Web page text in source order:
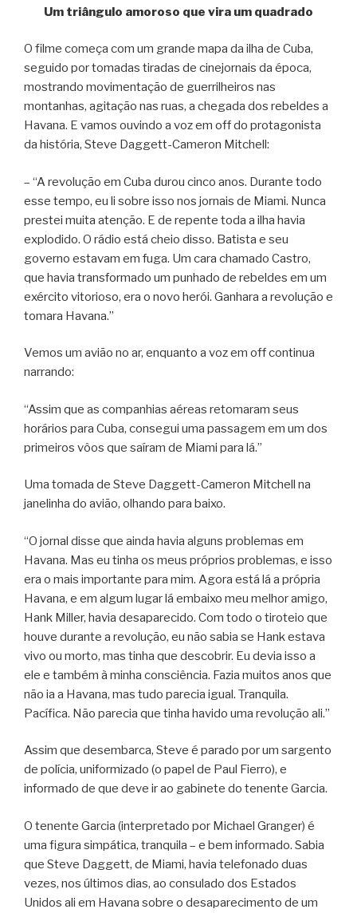
Um triângulo amoroso que vira um quadrado
O filme começa com um grande mapa da ilha de Cuba,
seguido por tomadas tiradas de cinejornais da época,
mostrando movimentação de guerrilheiros nas
montanhas, agitação nas ruas, a chegada dos rebeldes a
Havana. E vamos ouvindo a voz em off do protagonista
da história, Steve Daggett-Cameron Mitchell:
– “A revolução em Cuba durou cinco anos. Durante todo
esse tempo, eu li sobre isso nos jornais de Miami. Nunca
prestei muita atenção. E de repente toda a ilha havia
explodido. O rádio está cheio disso. Batista e seu
governo estavam em fuga. Um cara chamado Castro,
que havia transformado um punhado de rebeldes em um
exército vitorioso, era o novo herói. Ganhara a revolução e
tomara Havana.”
Vemos um avião no ar, enquanto a voz em off continua
narrando:
“Assim que as companhias aéreas retomaram seus
horários para Cuba, consegui uma passagem em um dos
primeiros vôos que saíram de Miami para lá.”
Uma tomada de Steve Daggett-Cameron Mitchell na
janelinha do avião, olhando para baixo.
“O jornal disse que ainda havia alguns problemas em
Havana. Mas eu tinha os meus próprios problemas, e isso
era o mais importante para mim. Agora está lá a própria
Havana, e em algum lugar lá embaixo meu melhor amigo,
Hank Miller, havia desaparecido. Com todo o tiroteio que
houve durante a revolução, eu não sabia se Hank estava
vivo ou morto, mas tinha que descobrir. Eu devia isso a
ele e também à minha consciência. Fazia muitos anos que
não ia a Havana, mas tudo parecia igual. Tranquila.
Pacífica. Não parecia que tinha havido uma revolução ali.”
Assim que desembarca, Steve é parado por um sargento
de polícia, uniformizado (o papel de Paul Fierro), e
informado de que deve ir ao gabinete do tenente Garcia.
O tenente Garcia (interpretado por Michael Granger) é
uma figura simpática, tranquila – e bem informado. Sabia
que Steve Daggett, de Miami, havia telefonado duas
vezes, nos últimos dias, ao consulado dos Estados
Unidos ali em Havana sobre o desaparecimento de um